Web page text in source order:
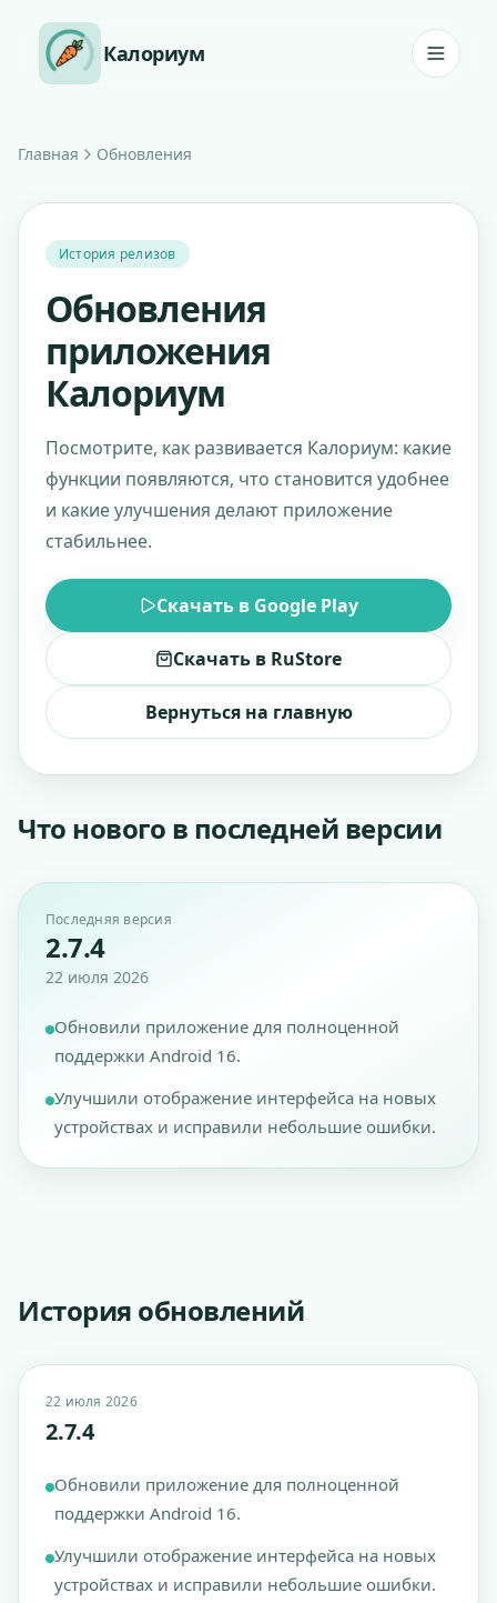
Перейти к содержанию
Калориум
Главная Обновления
История релизов
Обновления
приложения
Калориум
Посмотрите, как развивается Калориум: какие
функции появляются, что становится удобнее
и какие улучшения делают приложение
стабильнее.
Скачать в Google Play
Скачать в RuStore
Вернуться на главную
Что нового в последней версии
Последняя версия
2.7.4
22 июля 2026
Обновили приложение для полноценной
поддержки Android 16.
Улучшили отображение интерфейса на новых
устройствах и исправили небольшие ошибки.
История обновлений
22 июля 2026
2.7.4
Обновили приложение для полноценной
поддержки Android 16.
Улучшили отображение интерфейса на новых
устройствах и исправили небольшие ошибки.